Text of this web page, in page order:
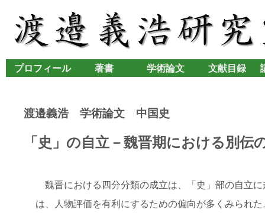
プロフィール 著書 学術論文 文献目録
渡邉義浩 学術論文 中国史
「史」の自立－魏晋期における別伝
魏晋における四分分類の成立は、「史」部の自立
は、人物評価を有利にするための偏向が多くみられ